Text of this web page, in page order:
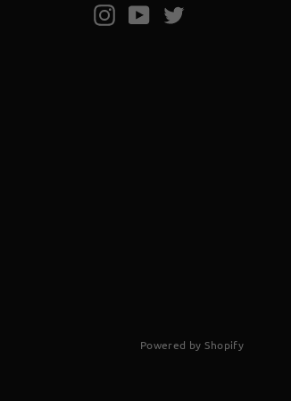
Instagram
YouTube
Powered by Shopify